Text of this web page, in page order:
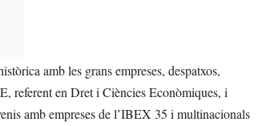
amb les grans empreses, despatxos,
referent en Dret i Ciències Econòmiques, i
amb empreses de l’IBEX 35 i multinacionals